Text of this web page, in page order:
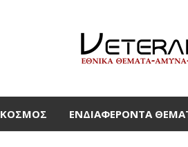
ΚΌΣΜΟΣ ΕΝΔΙΑΦΈΡΟΝΤΑ